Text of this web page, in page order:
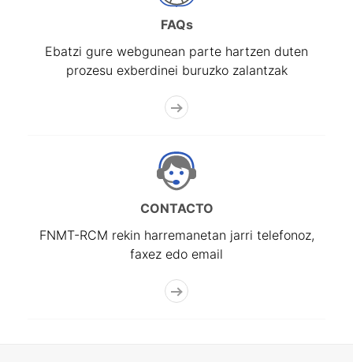
FAQs
Ebatzi gure webgunean parte hartzen duten
prozesu exberdinei buruzko zalantzak
CONTACTO
FNMT-RCM rekin harremanetan jarri telefonoz,
faxez edo email